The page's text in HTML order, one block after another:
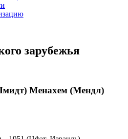
зарубежья
Менахем (Мендл)